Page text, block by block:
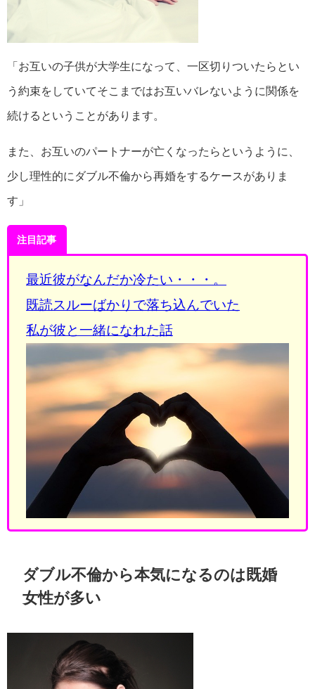
「お互いの子供が大学生になって、一区切りついたらとい
う約束をしていてそこまではお互いバレないように関係を
続けるということがあります。
また、お互いのパートナーが亡くなったらというように、
少し理性的にダブル不倫から再婚をするケースがありま
す」
注目記事
最近彼がなんだか冷たい・・・。
既読スルーばかりで落ち込んでいた
私が彼と一緒になれた話
ダブル不倫から本気になるのは既婚
女性が多い